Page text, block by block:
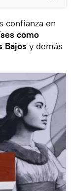
confianza en
como
Bajos y demás